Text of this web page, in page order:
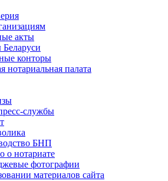
акты
конторы
нотариальная палата
службы
БНП
о нотариате
фотографии
материалов сайта